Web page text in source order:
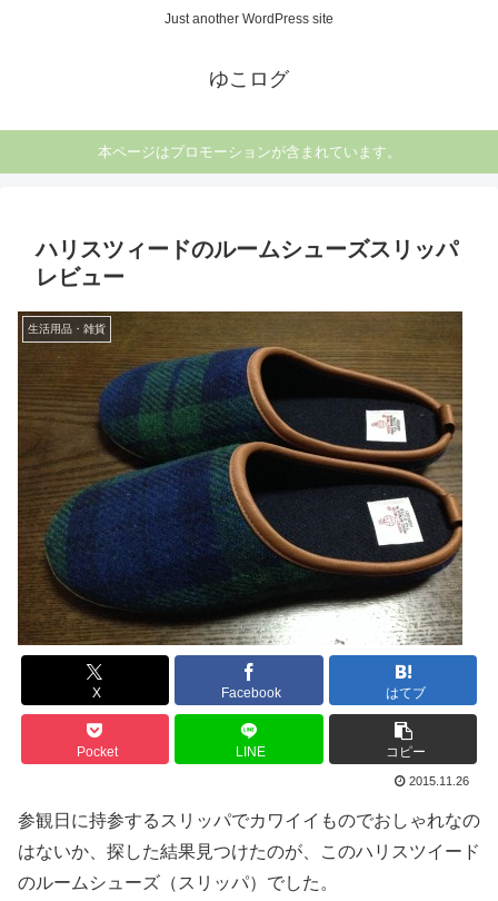
Just another WordPress site
ゆこログ
本ページはプロモーションが含まれています。
ハリスツィードのルームシューズスリッパ
レビュー
生活用品・雑貨
X Facebook はてブ
Pocket LINE コピー
2015.11.26
参観日に持参するスリッパでカワイイものでおしゃれなの
はないか、探した結果見つけたのが、このハリスツイード
のルームシューズ（スリッパ）でした。